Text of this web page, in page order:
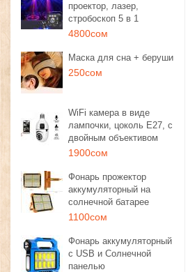
проектор, лазер,
стробоскоп 5 в 1
4800сом
Маска для сна + беруши
250сом
WiFi камера в виде
лампочки, цоколь E27, с
двойным объективом
1900сом
Фонарь прожектор
аккумуляторный на
солнечной батарее
1100сом
Фонарь аккумуляторный
с USB и Солнечной
панелью